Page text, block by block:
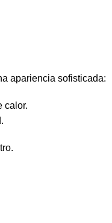
apariencia sofisticada:
calor.